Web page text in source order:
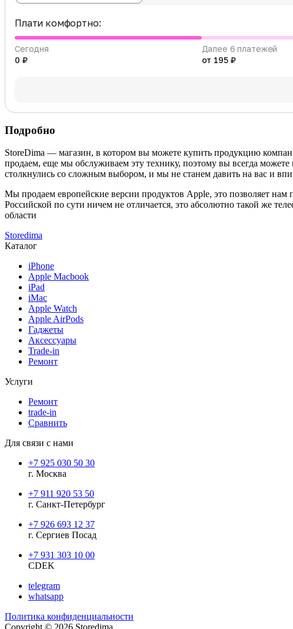
Плати комфортно:
Сегодня
0 ₽
Далее 6 платежей
от 195 ₽
Подробно
StoreDima — магазин, в котором вы можете купить продукцию
продаем, еще мы обслуживаем эту технику, поэтому вы всегда
столкнулись со сложным выбором, и мы не станем давить на вас и
Мы продаем европейские версии продуктов Apple, это позволяет
Российской по сути ничем не отличается, это абсолютно такой же
области
Storedima
Каталог
iPhone
Apple Macbook
iPad
iMac
Apple Watch
Apple AirPods
Гаджеты
Аксессуары
Trade-in
Ремонт
Услуги
Ремонт
trade-in
Сравнить
Для связи с нами
+7 925 030 50 30
г. Москва
+7 911 920 53 50
г. Санкт-Петербург
+7 926 693 12 37
г. Сергиев Посад
+7 931 303 10 00
CDEK
telegram
whatsapp
Политика конфиденциальности